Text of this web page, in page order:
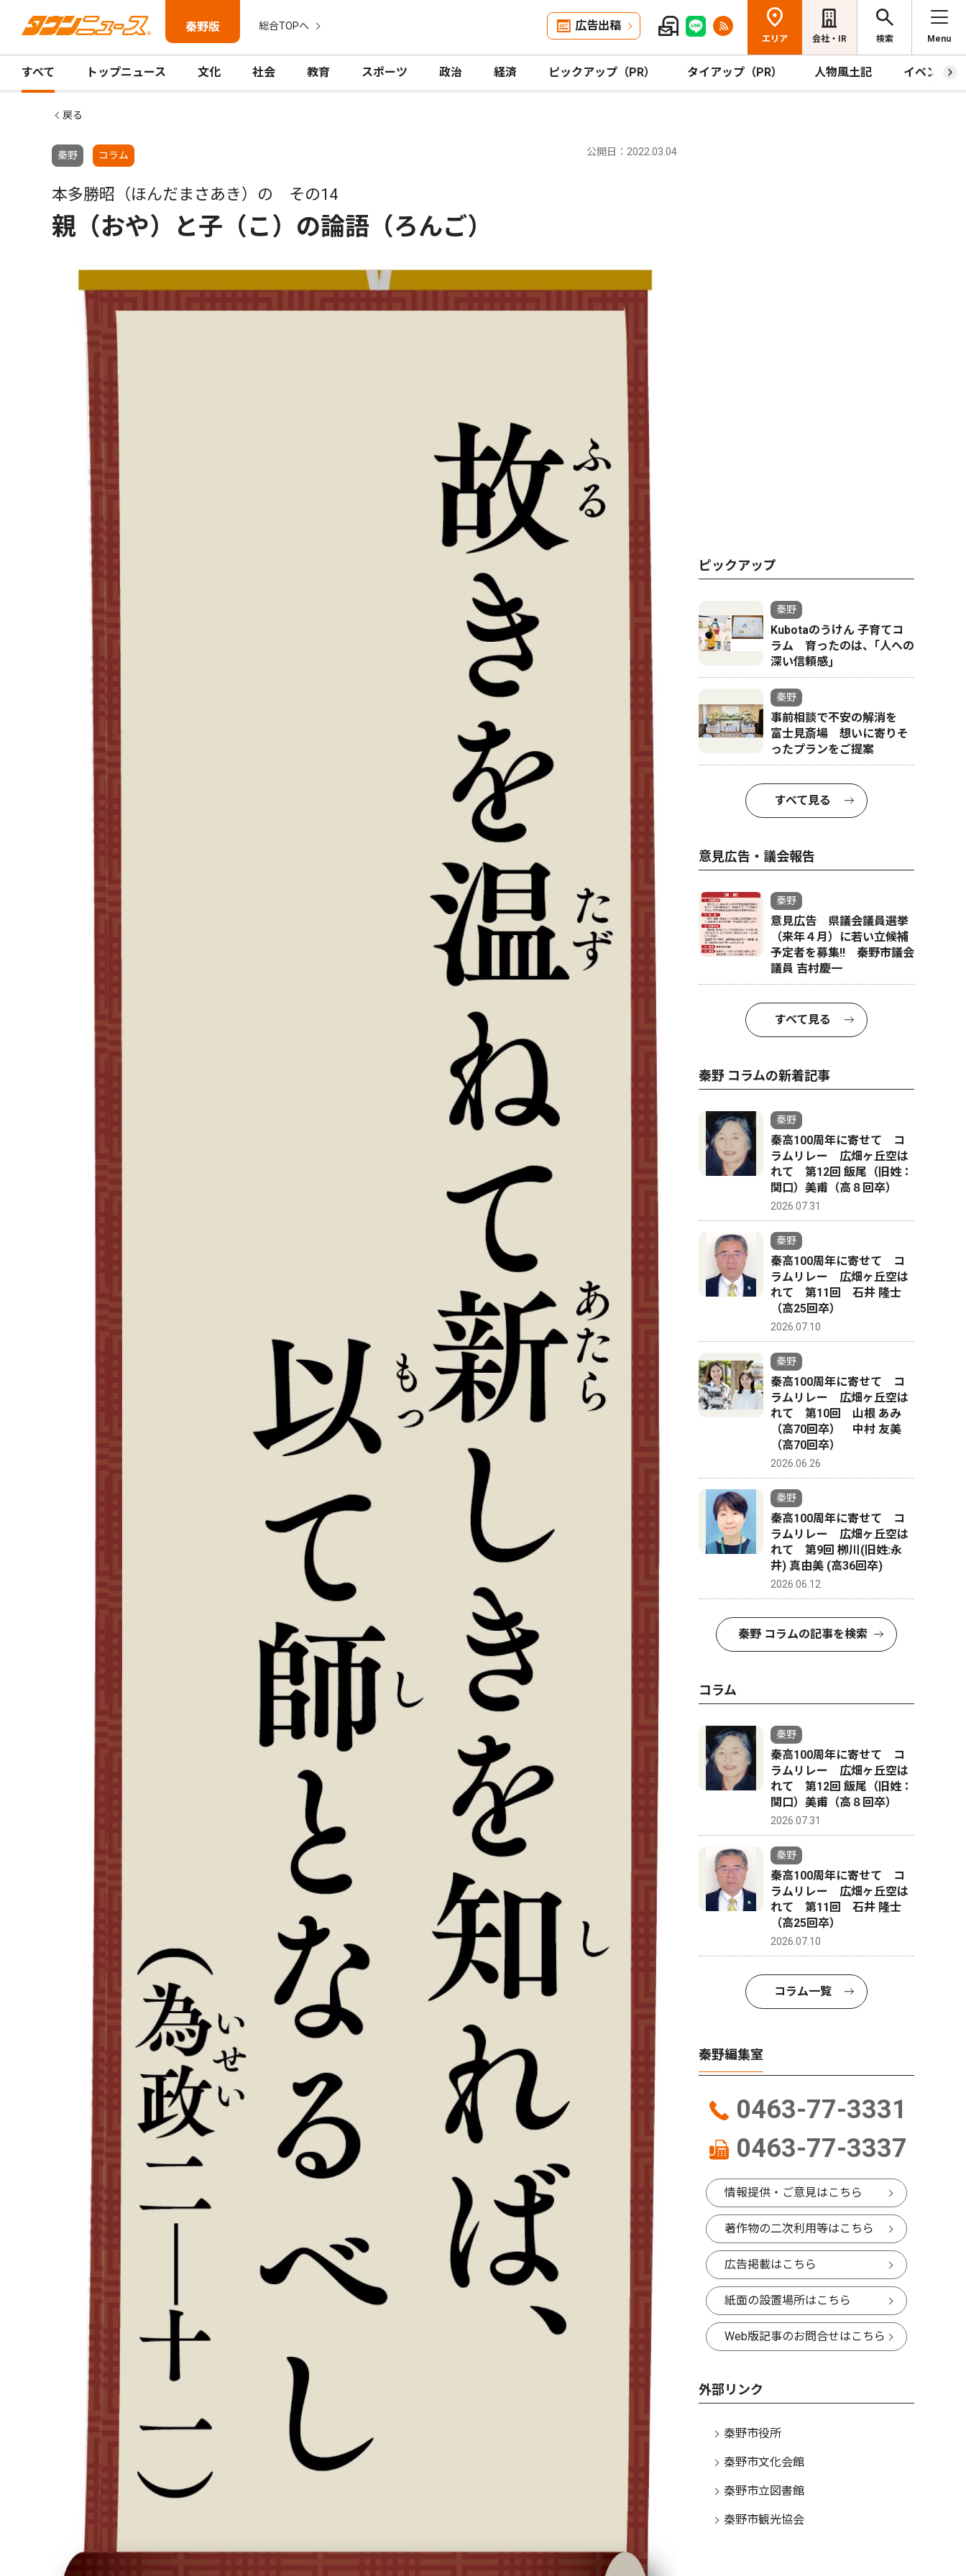
秦野版 総合TOPへ 広告出稿
エリア 会社・IR 検索 Menu
すべて トップニュース 文化 社会 教育 スポーツ 政治 経済 ピックアップ（PR） タイアップ（PR） 人物風土記 イベント
戻る
秦野 コラム 公開日：2022.03.04
本多勝昭（ほんだまさあき）の その14
親（おや）と子（こ）の論語（ろんご）
ピックアップ
秦野
Kubotaのうけん 子育てコ
ラム 育ったのは、｢人への
深い信頼感｣
秦野
事前相談で不安の解消を
富士見斎場 想いに寄りそ
ったプランをご提案
すべて見る
意見広告・議会報告
秦野
意見広告 県議会議員選挙
（来年４月）に若い立候補
予定者を募集‼ 秦野市議会
議員 吉村慶一
すべて見る
秦野 コラムの新着記事
秦野
秦高100周年に寄せて コ
ラムリレー 広畑ヶ丘空は
れて 第12回 飯尾（旧姓：
関口）美甫（高８回卒）
2026.07.31
秦野
秦高100周年に寄せて コ
ラムリレー 広畑ヶ丘空は
れて 第11回 石井 隆士
（高25回卒）
2026.07.10
秦野
秦高100周年に寄せて コ
ラムリレー 広畑ヶ丘空は
れて 第10回 山根 あみ
（高70回卒） 中村 友美
（高70回卒）
2026.06.26
秦野
秦高100周年に寄せて コ
ラムリレー 広畑ヶ丘空は
れて 第9回 栁川(旧姓:永
井) 真由美 (高36回卒)
2026.06.12
秦野 コラムの記事を検索
コラム
秦野
秦高100周年に寄せて コ
ラムリレー 広畑ヶ丘空は
れて 第12回 飯尾（旧姓：
関口）美甫（高８回卒）
2026.07.31
秦野
秦高100周年に寄せて コ
ラムリレー 広畑ヶ丘空は
れて 第11回 石井 隆士
（高25回卒）
2026.07.10
コラム一覧
秦野編集室
0463-77-3331
0463-77-3337
情報提供・ご意見はこちら
著作物の二次利用等はこちら
広告掲載はこちら
紙面の設置場所はこちら
Web版記事のお問合せはこちら
外部リンク
秦野市役所
秦野市文化会館
秦野市立図書館
秦野市観光協会